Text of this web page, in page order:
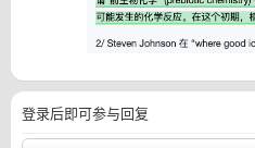
登录后即可参与回复